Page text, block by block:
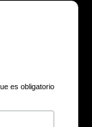
es obligatorio